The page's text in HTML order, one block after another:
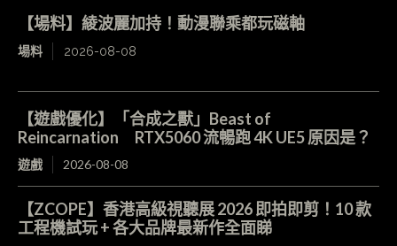
【場料】綾波麗加持！動漫聯乘都玩磁軸
場料 2026-08-08
【遊戲優化】「合成之獸」Beast of
Reincarnation RTX5060 流暢跑 4K UE5 原因是？
遊戲 2026-08-08
【ZCOPE】香港高級視聽展 2026 即拍即剪！10 款
工程機試玩 + 各大品牌最新作全面睇